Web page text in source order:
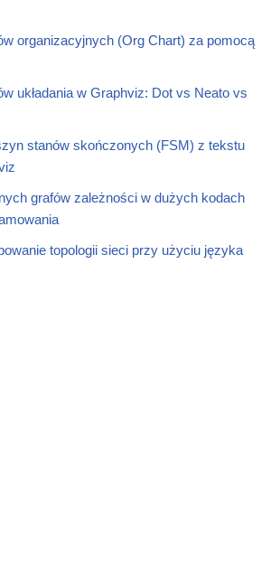
organizacyjnych (Org Chart) za pomocą
układania w Graphviz: Dot vs Neato vs
stanów skończonych (FSM) z tekstu
grafów zależności w dużych kodach
topologii sieci przy użyciu języka